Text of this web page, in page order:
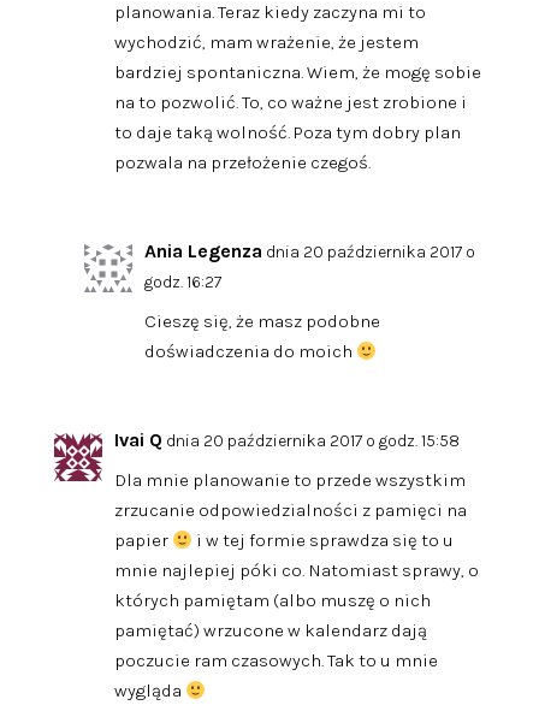
planowania. Teraz kiedy zaczyna mi to
wychodzić, mam wrażenie, że jestem
bardziej spontaniczna. Wiem, że mogę sobie
na to pozwolić. To, co ważne jest zrobione i
to daje taką wolność. Poza tym dobry plan
pozwala na przełożenie czegoś.
Ania Legenza dnia 20 października 2017 o
godz. 16:27
Cieszę się, że masz podobne
doświadczenia do moich
Ivai Q dnia 20 października 2017 o godz. 15:58
Dla mnie planowanie to przede wszystkim
zrzucanie odpowiedzialności z pamięci na
papier
i w tej formie sprawdza się to u
mnie najlepiej póki co. Natomiast sprawy, o
których pamiętam (albo muszę o nich
pamiętać) wrzucone w kalendarz dają
poczucie ram czasowych. Tak to u mnie
wygląda